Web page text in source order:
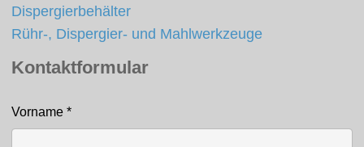
Dispergierbehälter
Rühr-, Dispergier- und Mahlwerkzeuge
Kontaktformular
Kontakt
Vorname *